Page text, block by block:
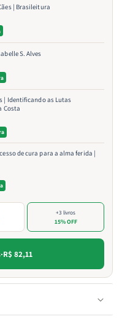
| Brasileitura
S. Alves
| Identificando as Lutas
Costa
de cura para a alma ferida |
+3 livros
15% OFF
·R$ 82,11